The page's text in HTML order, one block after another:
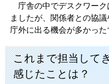
庁舎の中でデスクワーク
ましたが、関係者との協
庁外に出る機会が多かった
これまで担当して
感じたことは？